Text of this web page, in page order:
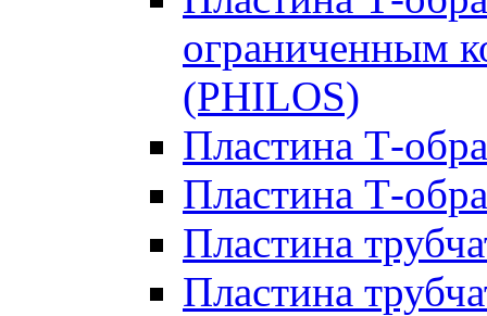
ограниченным
(PHILOS)
Пластина Т-
Пластина Т-
Пластина
Пластина